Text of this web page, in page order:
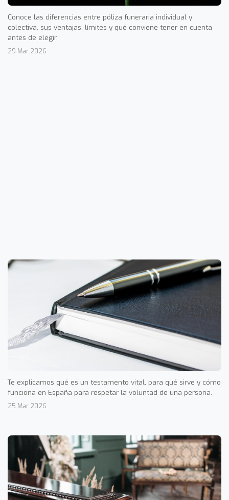
Conoce las diferencias entre póliza funeraria individual y
colectiva, sus ventajas, límites y qué conviene tener en cuenta
antes de elegir.
29 Mar 2026
Te explicamos qué es un testamento vital, para qué sirve y cómo
funciona en España para respetar la voluntad de una persona.
25 Mar 2026